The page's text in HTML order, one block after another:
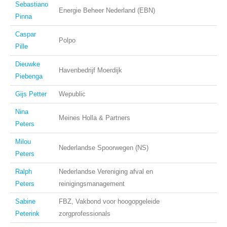
Sebastiano
Pinna
Energie Beheer Nederland (EBN)
Caspar
Pille
Polpo
Dieuwke
Piebenga
Havenbedrijf Moerdijk
Gijs Petter Wepublic
Nina
Peters
Meines Holla & Partners
Milou
Peters
Nederlandse Spoorwegen (NS)
Ralph
Peters
Nederlandse Vereniging afval en
reinigingsmanagement
Sabine
Peterink
FBZ, Vakbond voor hoogopgeleide
zorgprofessionals